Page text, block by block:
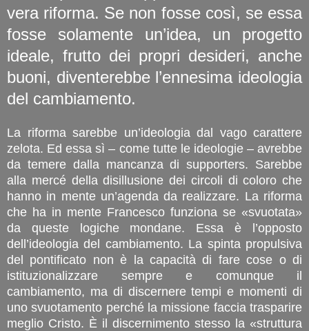
vera riforma. Se non fosse così, se essa
fosse solamente un’idea, un progetto
ideale, frutto dei propri desideri, anche
buoni, diventerebbe l’ennesima ideologia
del cambiamento.
La riforma sarebbe un’ideologia dal vago carattere
zelota. Ed essa sì – come tutte le ideologie – avrebbe
da temere dalla mancanza di supporters. Sarebbe
alla mercé della disillusione dei circoli di coloro che
hanno in mente un’agenda da realizzare. La riforma
che ha in mente Francesco funziona se «svuotata»
da queste logiche mondane. Essa è l’opposto
dell’ideologia del cambiamento. La spinta propulsiva
del pontificato non è la capacità di fare cose o di
istituzionalizzare sempre e comunque il
cambiamento, ma di discernere tempi e momenti di
uno svuotamento perché la missione faccia trasparire
meglio Cristo. È il discernimento stesso la «struttura